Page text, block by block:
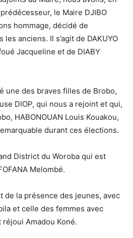
le Maire DJIBO
hommage, décidé de
anciens. Il s’agit de DAKUYO
Jacqueline et de DIABY
une des braves filles de Brobo,
DIOP, qui nous a rejoint et qui,
HABONOUAN Louis Kouakou,
durant ces élections.
District du Woroba qui est
Melombé.
de la présence des jeunes, avec
et celle des femmes avec
réjoui Amadou Koné.